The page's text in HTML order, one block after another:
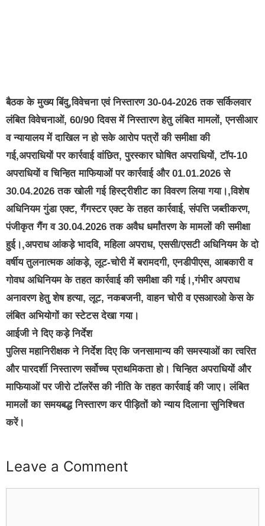
बैठक के मुख्य बिंदु,विवेचना एवं निस्तारण 30-04-2026 तक सर्किलवार
लंबित विवेचनाओं, 60/90 दिवस में निस्तारण हेतु लंबित मामलों, एनसीआर
व न्यायालय में दाखिल न हो सके आरोप पत्रों की समीक्षा की
गई,अपराधियों पर कार्रवाई वांछित, पुरस्कार घोषित अपराधियों, टॉप-10
अपराधियों व चिन्हित माफियाओं पर कार्रवाई और 01.01.2026 से
30.04.2026 तक खोली गई हिस्ट्रीशीट का विवरण लिया गया।,विशेष
अधिनियम गुंडा एक्ट, गैंगस्टर एक्ट के तहत कार्रवाई, संपत्ति जब्तीकरण,
पंजीकृत गैंग व 30.04.2026 तक अवैध धर्मांतरण के मामलों की समीक्षा
हुई।,अपराध आंकड़े भादवि, महिला अपराध, एससी/एसटी अधिनियम के दो
वर्षीय तुलनात्मक आंकड़े, लूट-चोरी में बरामदगी, एनडीपीएस, आबकारी व
गोवध अधिनियम के तहत कार्रवाई की समीक्षा की गई।,गंभीर अपराध
अनावरण हेतु शेष हत्या, लूट, नकबजनी, वाहन चोरी व एसआरओ केस के
लंबित अभियोगों का स्टेटस देखा गया।
आईजी ने दिए कड़े निर्देश
पुलिस महानिरीक्षक ने निर्देश दिए कि जनसामान्य की समस्याओं का त्वरित
और पारदर्शी निस्तारण सर्वोच्च प्राथमिकता हो। चिन्हित अपराधियों और
माफियाओं पर जीरो टॉलरेंस की नीति के तहत कार्रवाई की जाए। लंबित
मामलों का समयबद्ध निस्तारण कर पीड़ितों को न्याय दिलाना सुनिश्चित
करें।
Leave a Comment